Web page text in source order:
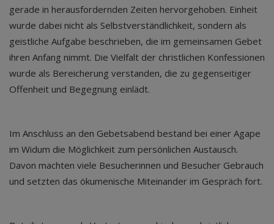
gerade in herausfordernden Zeiten hervorgehoben. Einheit
wurde dabei nicht als Selbstverständlichkeit, sondern als
geistliche Aufgabe beschrieben, die im gemeinsamen Gebet
ihren Anfang nimmt. Die Vielfalt der christlichen Konfessionen
wurde als Bereicherung verstanden, die zu gegenseitiger
Offenheit und Begegnung einlädt.
Im Anschluss an den Gebetsabend bestand bei einer Agape
im Widum die Möglichkeit zum persönlichen Austausch.
Davon machten viele Besucherinnen und Besucher Gebrauch
und setzten das ökumenische Miteinander im Gespräch fort.